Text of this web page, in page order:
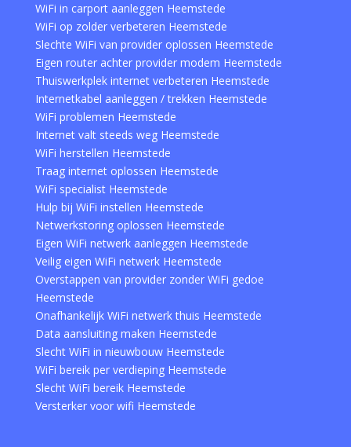
WiFi in carport aanleggen Heemstede
WiFi op zolder verbeteren Heemstede
Slechte WiFi van provider oplossen Heemstede
Eigen router achter provider modem Heemstede
Thuiswerkplek internet verbeteren Heemstede
Internetkabel aanleggen / trekken Heemstede
WiFi problemen Heemstede
Internet valt steeds weg Heemstede
WiFi herstellen Heemstede
Traag internet oplossen Heemstede
WiFi specialist Heemstede
Hulp bij WiFi instellen Heemstede
Netwerkstoring oplossen Heemstede
Eigen WiFi netwerk aanleggen Heemstede
Veilig eigen WiFi netwerk Heemstede
Overstappen van provider zonder WiFi gedoe
Heemstede
Onafhankelijk WiFi netwerk thuis Heemstede
Data aansluiting maken Heemstede
Slecht WiFi in nieuwbouw Heemstede
WiFi bereik per verdieping Heemstede
Slecht WiFi bereik Heemstede
Versterker voor wifi Heemstede